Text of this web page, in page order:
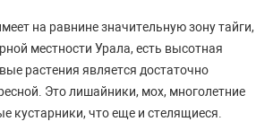
на равнине значительную зону тайги,
местности Урала, есть высотная
растения является достаточно
Это лишайники, мох, многолетние
кустарники, что еще и стелящиеся.